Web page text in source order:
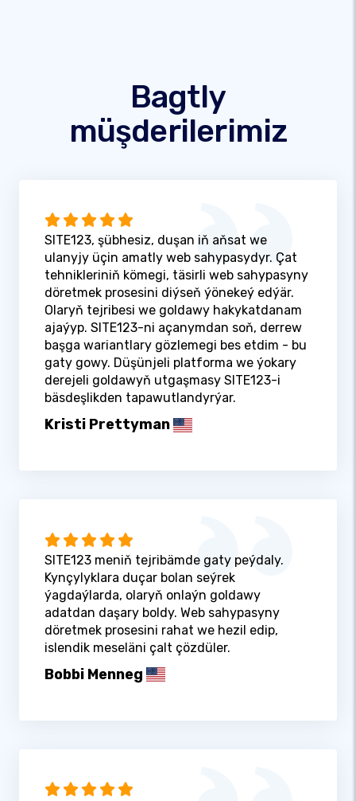
Bagtly
müşderilerimiz
SITE123, şübhesiz, duşan iň aňsat we
ulanyjy üçin amatly web sahypasydyr. Çat
tehnikleriniň kömegi, täsirli web sahypasyny
döretmek prosesini diýseň ýönekeý edýär.
Olaryň tejribesi we goldawy hakykatdanam
ajaýyp. SITE123-ni açanymdan soň, derrew
başga wariantlary gözlemegi bes etdim - bu
gaty gowy. Düşünjeli platforma we ýokary
derejeli goldawyň utgaşmasy SITE123-i
bäsdeşlikden tapawutlandyrýar.
Kristi Prettyman
SITE123 meniň tejribämde gaty peýdaly.
Kynçylyklara duçar bolan seýrek
ýagdaýlarda, olaryň onlaýn goldawy
adatdan daşary boldy. Web sahypasyny
döretmek prosesini rahat we hezil edip,
islendik meseläni çalt çözdüler.
Bobbi Menneg